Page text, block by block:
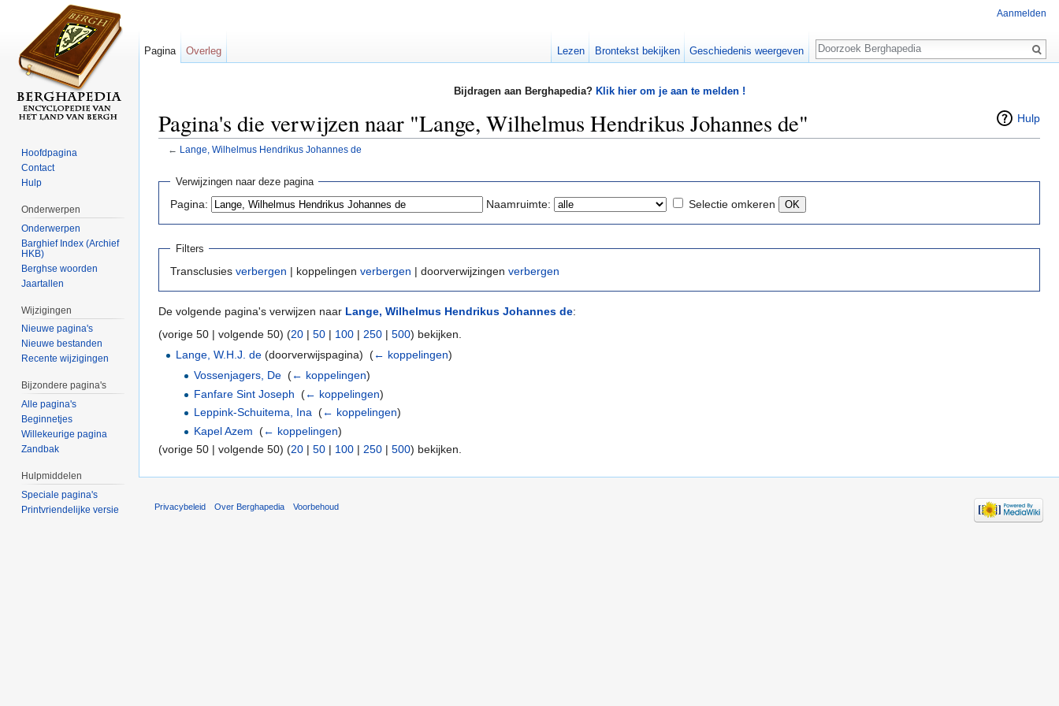
Bijdragen aan Berghapedia? Klik hier om je aan te melden !
Hulp
Pagina's die verwijzen naar "Lange, Wilhelmus Hendrikus Johannes de"
← Lange, Wilhelmus Hendrikus Johannes de
Verwijzingen naar deze pagina
Pagina: Naamruimte: Selectie omkeren
Filters
Transclusies verbergen | koppelingen verbergen | doorverwijzingen verbergen
De volgende pagina's verwijzen naar Lange, Wilhelmus Hendrikus Johannes de:
(vorige 50 | volgende 50) (20 | 50 | 100 | 250 | 500) bekijken.
Lange, W.H.J. de (doorverwijspagina) ‎(← koppelingen)
Vossenjagers, De‎ (← koppelingen)
Fanfare Sint Joseph (← koppelingen)
Leppink-Schuitema, Ina‎ (← koppelingen)
Kapel Azem (← koppelingen)
(vorige 50 | volgende 50) (20 | 50 | 100 | 250 | 500) bekijken.
Aanmelden
Pagina Overleg Lezen Brontekst bekijken Geschiedenis weergeven
Zoeken
Hoofdpagina
Contact
Hulp
Onderwerpen
Onderwerpen
Barghief Index (Archief
HKB)
Berghse woorden
Jaartallen
Wijzigingen
Nieuwe pagina's
Nieuwe bestanden
Recente wijzigingen
Bijzondere pagina's
Alle pagina's
Beginnetjes
Willekeurige pagina
Zandbak
Hulpmiddelen
Speciale pagina's
Printvriendelijke versie
Privacybeleid Over Berghapedia Voorbehoud